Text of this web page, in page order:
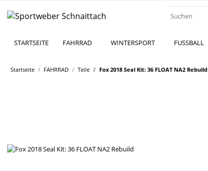
FAHRRAD WINTERSPORT FUSSBALL
STARTSEITE
Startseite FAHRRAD Teile Fox 2018 Seal Kit: 36 FLOAT NA2 Rebuild